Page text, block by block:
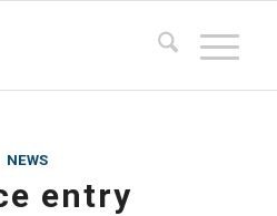
NEWS
entry